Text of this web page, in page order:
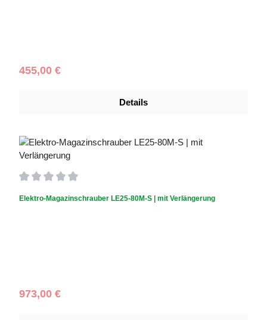
Regulärer Preis:
455,00 €
Details
Elektro-Magazinschrauber LE25-80M-S | mit Verlängerung
Regulärer Preis:
973,00 €